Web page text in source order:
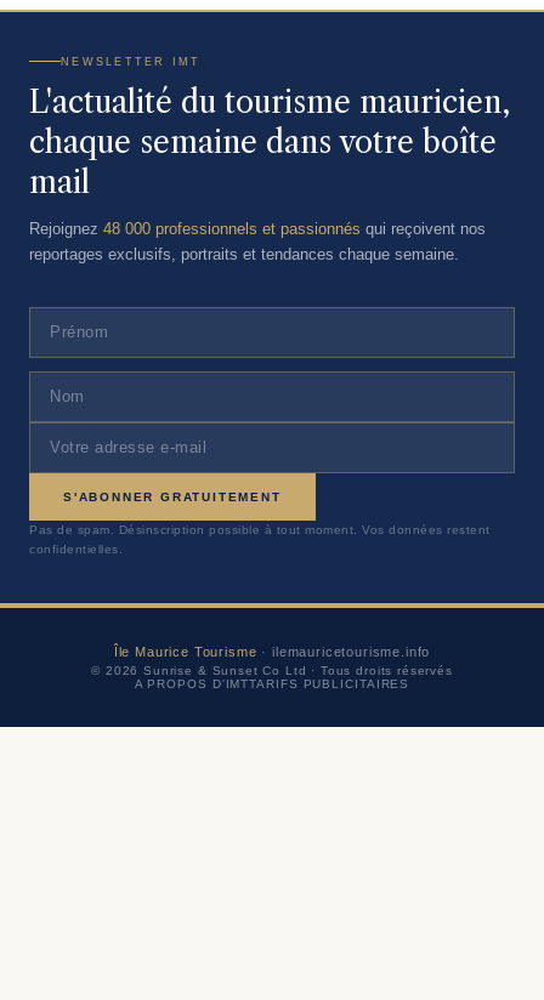
NEWSLETTER IMT
L'actualité du tourisme mauricien,
chaque semaine dans votre boîte
mail
Rejoignez 48 000 professionnels et passionnés qui reçoivent nos
reportages exclusifs, portraits et tendances chaque semaine.
S'ABONNER GRATUITEMENT
Pas de spam. Désinscription possible à tout moment. Vos données restent
confidentielles.
Île Maurice Tourisme · ilemauricetourisme.info
© 2026 Sunrise & Sunset Co Ltd · Tous droits réservés
A PROPOS D'IMTTARIFS PUBLICITAIRES